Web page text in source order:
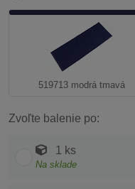
519713 modrá tmavá
Zvoľte balenie po:
1 ks
Na sklade